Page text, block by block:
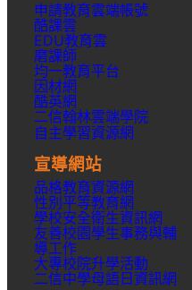
申請教育雲端帳號
酷課雲
EDU教育雲
磨課師
均一教育平台
因材網
酷英網
二信翰林雲端學院
自主學習資源網
宣導網站
品格教育資源網
性別平等教育網
學校安全衛生資訊網
友善校園學生事務與輔
導工作
大專校院升學活動
二信中學母語日資訊網